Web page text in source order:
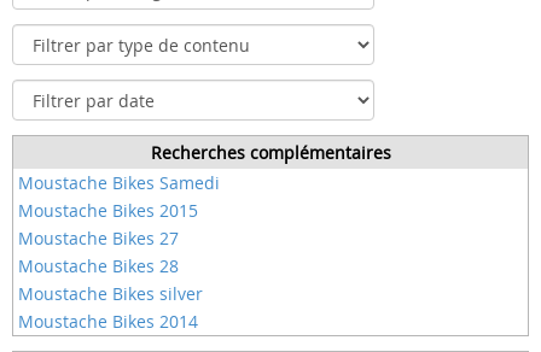
Recherches complémentaires
Moustache Bikes Samedi
Moustache Bikes 2015
Moustache Bikes 27
Moustache Bikes 28
Moustache Bikes silver
Moustache Bikes 2014